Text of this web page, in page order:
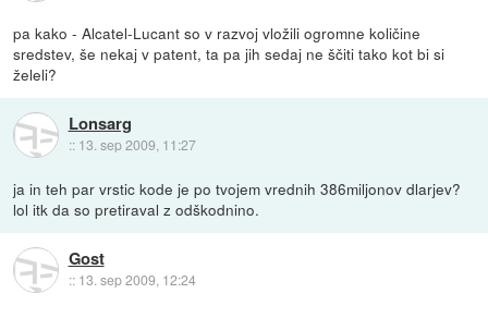
pa kako - Alcatel-Lucant so v razvoj vložili ogromne količine
sredstev, še nekaj v patent, ta pa jih sedaj ne ščiti tako kot bi si
želeli?
Lonsarg
:: 13. sep 2009, 11:27
ja in teh par vrstic kode je po tvojem vrednih 386miljonov dlarjev?
lol itk da so pretiraval z odškodnino.
Gost
:: 13. sep 2009, 12:24